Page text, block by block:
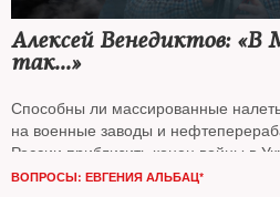
Алексей Венедиктов: «В
так...»
Способны ли массированные
на военные заводы и
России приблизить конец войны в
после пожара на нефтезаводе в
ВОПРОСЫ: ЕВГЕНИЯ АЛЬБАЦ*